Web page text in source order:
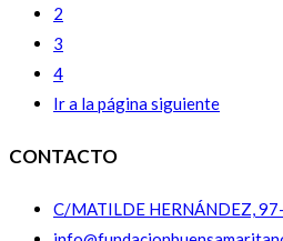
2
3
4
Ir a la página siguiente
CONTACTO
C/MATILDE HERNÁNDEZ,